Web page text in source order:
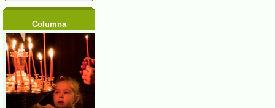
Columna